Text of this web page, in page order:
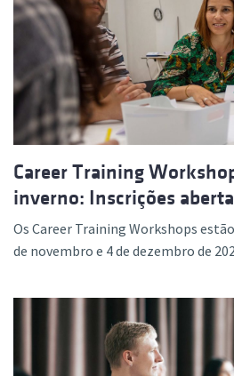
Career Training
inverno: Inscrições
Os Career Training Workshops
de novembro e 4 de dezembro de